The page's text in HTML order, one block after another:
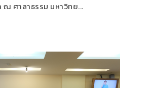
ณ ศาลาธรรม มหาวิทย...